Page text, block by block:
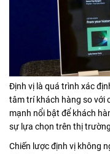
Định vị là quá trình xác
tâm trí khách hàng so với
mạnh nổi bật để khách
sự lựa chọn trên thị
Chiến lược định vị không